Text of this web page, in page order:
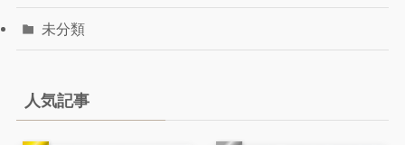
未分類
人気記事